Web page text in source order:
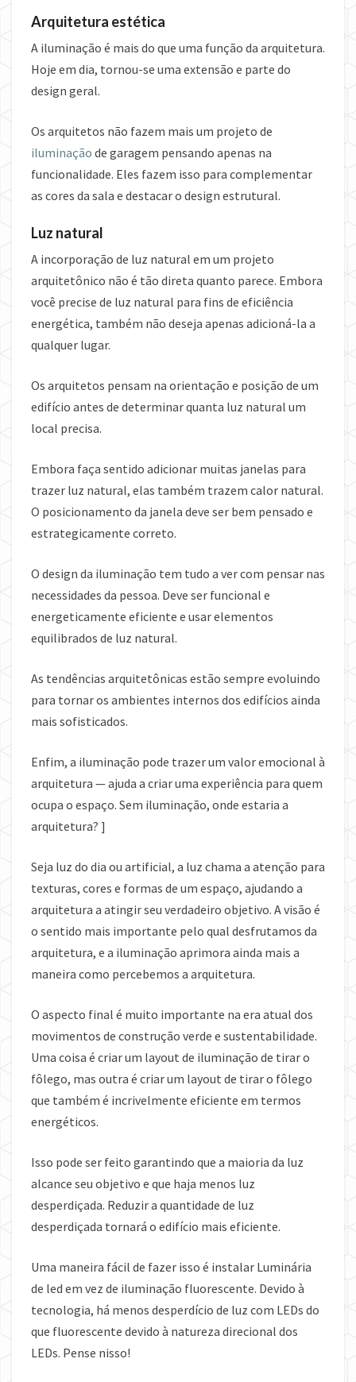
Arquitetura estética
A iluminação é mais do que uma função da arquitetura.
Hoje em dia, tornou-se uma extensão e parte do
design geral.
Os arquitetos não fazem mais um projeto de
iluminação de garagem pensando apenas na
funcionalidade. Eles fazem isso para complementar
as cores da sala e destacar o design estrutural.
Luz natural
A incorporação de luz natural em um projeto
arquitetônico não é tão direta quanto parece. Embora
você precise de luz natural para fins de eficiência
energética, também não deseja apenas adicioná-la a
qualquer lugar.
Os arquitetos pensam na orientação e posição de um
edifício antes de determinar quanta luz natural um
local precisa.
Embora faça sentido adicionar muitas janelas para
trazer luz natural, elas também trazem calor natural.
O posicionamento da janela deve ser bem pensado e
estrategicamente correto.
O design da iluminação tem tudo a ver com pensar nas
necessidades da pessoa. Deve ser funcional e
energeticamente eficiente e usar elementos
equilibrados de luz natural.
As tendências arquitetônicas estão sempre evoluindo
para tornar os ambientes internos dos edifícios ainda
mais sofisticados.
Enfim, a iluminação pode trazer um valor emocional à
arquitetura — ajuda a criar uma experiência para quem
ocupa o espaço. Sem iluminação, onde estaria a
arquitetura? ]
Seja luz do dia ou artificial, a luz chama a atenção para
texturas, cores e formas de um espaço, ajudando a
arquitetura a atingir seu verdadeiro objetivo. A visão é
o sentido mais importante pelo qual desfrutamos da
arquitetura, e a iluminação aprimora ainda mais a
maneira como percebemos a arquitetura.
O aspecto final é muito importante na era atual dos
movimentos de construção verde e sustentabilidade.
Uma coisa é criar um layout de iluminação de tirar o
fôlego, mas outra é criar um layout de tirar o fôlego
que também é incrivelmente eficiente em termos
energéticos.
Isso pode ser feito garantindo que a maioria da luz
alcance seu objetivo e que haja menos luz
desperdiçada. Reduzir a quantidade de luz
desperdiçada tornará o edifício mais eficiente.
Uma maneira fácil de fazer isso é instalar Luminária
de led em vez de iluminação fluorescente. Devido à
tecnologia, há menos desperdício de luz com LEDs do
que fluorescente devido à natureza direcional dos
LEDs. Pense nisso!